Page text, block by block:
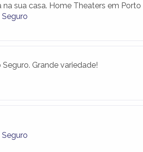
sua casa. Home Theaters em Porto
Grande variedade!